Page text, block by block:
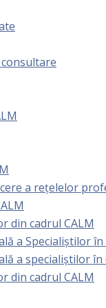
a rețelelor
din cadrul CALM
a Specialiștilor în
a specialiştilor
din cadrul CALM